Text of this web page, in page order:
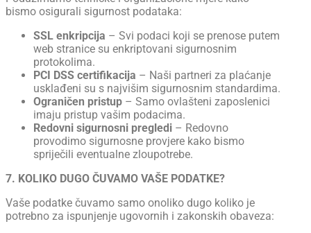
bismo osigurali sigurnost podataka:
SSL enkripcija – Svi podaci koji se prenose putem
web stranice su enkriptovani sigurnosnim
protokolima.
PCI DSS certifikacija – Naši partneri za plaćanje
usklađeni su s najvišim sigurnosnim standardima.
Ograničen pristup – Samo ovlašteni zaposlenici
imaju pristup vašim podacima.
Redovni sigurnosni pregledi – Redovno
provodimo sigurnosne provjere kako bismo
spriječili eventualne zloupotrebe.
7. KOLIKO DUGO ČUVAMO VAŠE PODATKE?
Vaše podatke čuvamo samo onoliko dugo koliko je
potrebno za ispunjenje ugovornih i zakonskih obaveza: